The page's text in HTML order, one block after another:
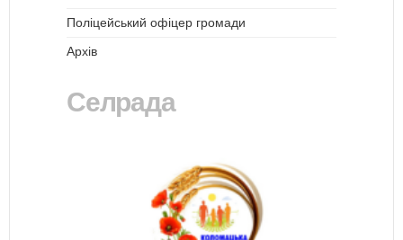
Поліцейський офіцер громади
Архів
Селрада